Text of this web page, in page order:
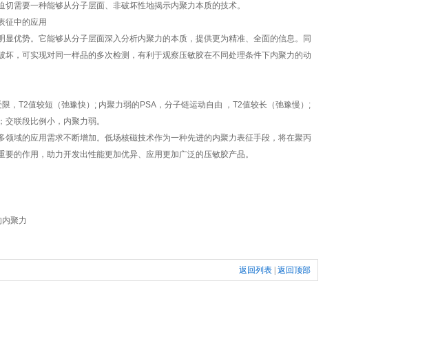
需要一种能够从分子层面、非破坏性地揭示内聚力本质的技术。
征中的应用
优势。它能够从分子层面深入分析内聚力的本质，提供更为精准、全面的信息。同
，可实现对同一样品的多次检测，有利于观察压敏胶在不同处理条件下内聚力的动
，T2值较短（弛豫快）; 内聚力弱的PSA，分子链运动自由 ，T2值较长（弛豫慢）;
联段比例小，内聚力弱。
域的应用需求不断增加。低场核磁技术作为一种先进的内聚力表征手段，将在聚丙
的作用，助力开发出性能更加优异、应用更加广泛的压敏胶产品。
聚力
返回列表 返回顶部